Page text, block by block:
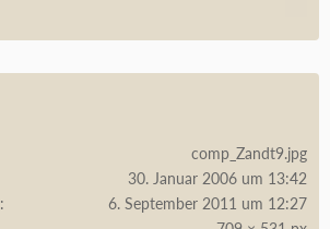
comp_Zandt9.jpg
30. Januar 2006 um 13:42
6. September 2011 um 12:27